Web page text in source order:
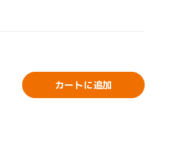
カートに追加